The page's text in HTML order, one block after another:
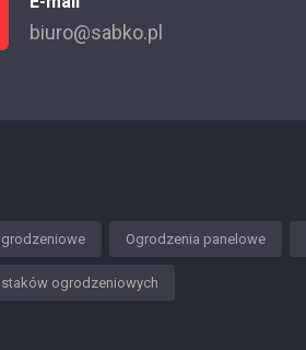
biuro@sabko.pl
Ogrodzenia panelowe
ogrodzeniowych